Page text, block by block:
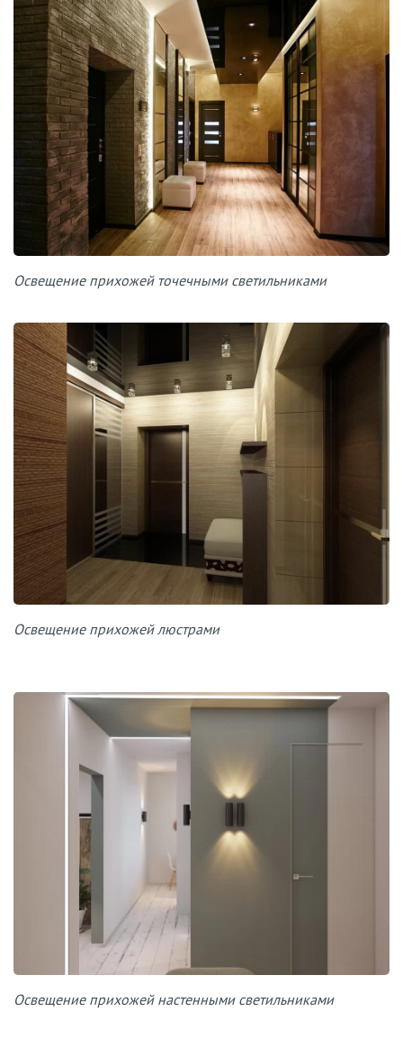
Освещение прихожей точечными светильниками
Освещение прихожей люстрами
Освещение прихожей настенными светильниками